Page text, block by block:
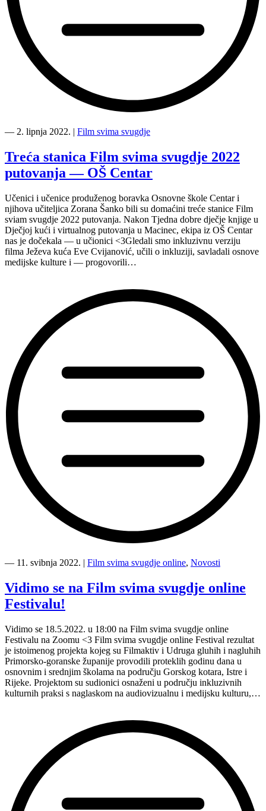
je
stanica
Film
svima
2022
turneje”
― 2. lipnja 2022. | Film svima svugdje
Treća stanica Film svima svugdje 2022
putovanja — OŠ Centar
Učenici i učenice produženog boravka Osnovne škole Centar i
njihova učiteljica Zorana Šanko bili su domaćini treće stanice Film
sviam svugdje 2022 putovanja. Nakon Tjedna dobre dječje knjige u
Dječjoj kući i virtualnog putovanja u Macinec, ekipa iz OŠ Centar
nas je dočekala — u učionici <3Gledali smo inkluzivnu verziju
filma Ježeva kuća Eve Cvijanović, učili o inkluziji, savladali osnove
medijske kulture i — progovorili…
stanica
svima
svugdje
2022
—
OŠ
Centar”
― 11. svibnja 2022. | Film svima svugdje online, Novosti
Vidimo se na Film svima svugdje online
Festivalu!
Vidimo se 18.5.2022. u 18:00 na Film svima svugdje online
Festivalu na Zoomu <3 Film svima svugdje online Festival rezultat
je istoimenog projekta kojeg su Filmaktiv i Udruga gluhih i nagluhih
Primorsko-goranske županije provodili proteklih godinu dana u
osnovnim i srednjim školama na području Gorskog kotara, Istre i
Rijeke. Projektom su sudionici osnaženi u području inkluzivnih
kulturnih praksi s naglaskom na audiovizualnu i medijsku kulturu,…